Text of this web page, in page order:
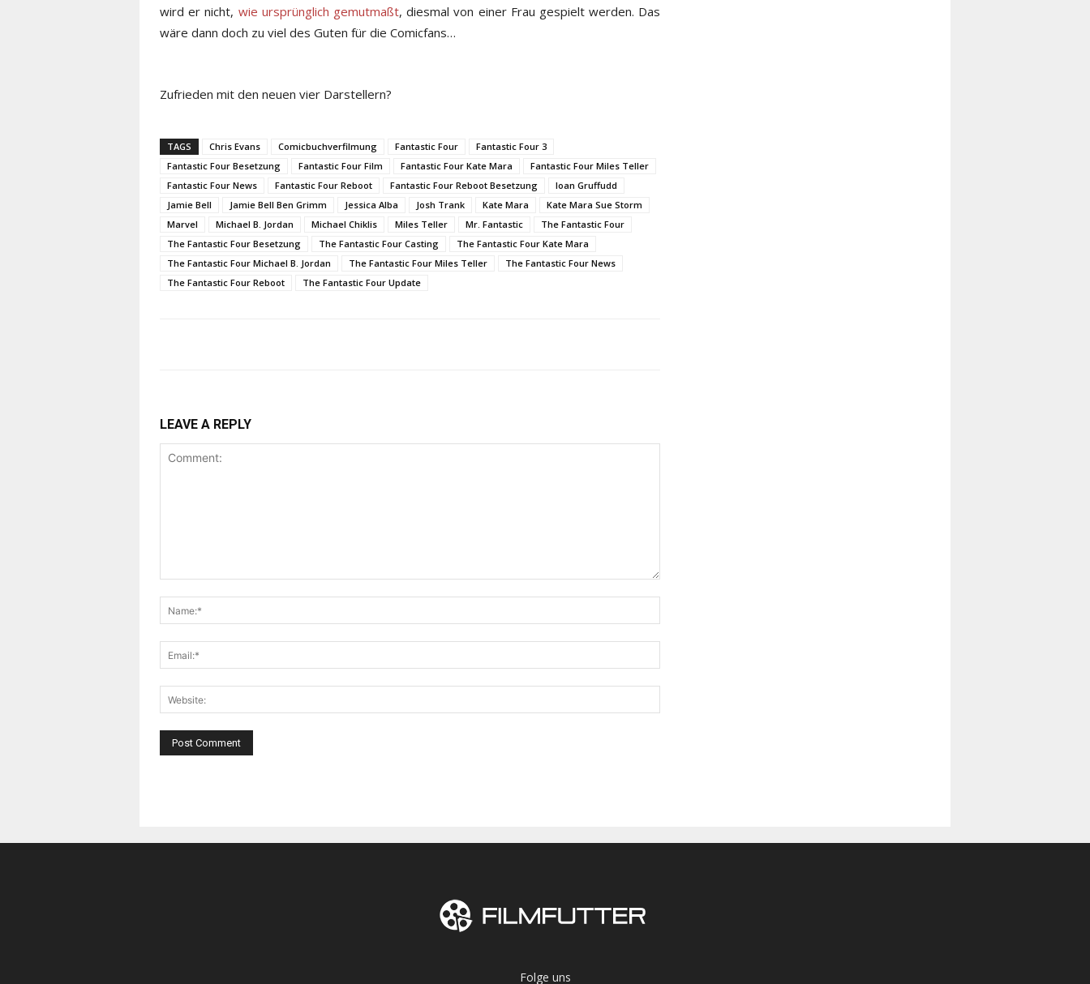
wird er nicht, wie ursprünglich gemutmaßt, diesmal von einer Frau gespielt werden. Das
wäre dann doch zu viel des Guten für die Comicfans…
Zufrieden mit den neuen vier Darstellern?
TAGS Chris Evans Comicbuchverfilmung Fantastic Four
Fantastic Four 3
Fantastic Four Besetzung
Fantastic Four Film Fantastic Four Kate Mara
Fantastic Four Miles Teller
Fantastic Four News
Fantastic Four Reboot Fantastic Four Reboot Besetzung
Ioan Gruffudd
Jamie Bell
Jamie Bell Ben Grimm Jessica Alba Josh Trank Kate Mara
Kate Mara Sue Storm
Marvel
Michael B. Jordan Michael Chiklis Miles Teller Mr. Fantastic
The Fantastic Four
The Fantastic Four Besetzung
The Fantastic Four Casting
The Fantastic Four Kate Mara
The Fantastic Four Michael B. Jordan
The Fantastic Four Miles Teller
The Fantastic Four News
The Fantastic Four Reboot
The Fantastic Four Update
LEAVE A REPLY
Folge uns